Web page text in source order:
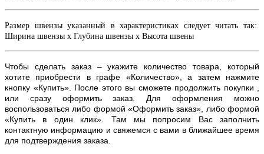
Размер швензы указанный в характеристиках следует читать так:
Ширина швензы х Глубина швензы х Высота швены
Чтобы сделать заказ – укажите количество товара, который
хотите приобрести в графе «Количество», а затем нажмите
кнопку «Купить». После этого вы сможете продолжить покупки ,
или сразу оформить заказ. Для оформления можно
воспользоваться либо формой «Оформить заказ», либо формой
«Купить в один клик». Там мы попросим Вас заполнить
контактную информацию и свяжемся с вами в ближайшее время
для подтверждения заказа.